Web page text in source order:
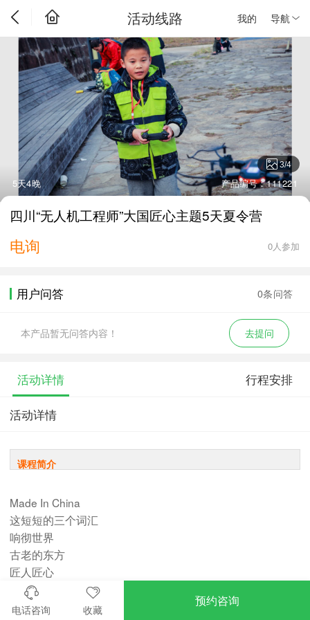
我的 导航
活动线路
3/4
5天4晚 产品编号：111221
四川“无人机工程师”大国匠心主题5天夏令营
电询 0人参加
用户问答 0条问答
本产品暂无问答内容！ 去提问
活动详情 行程安排
活动详情
课程简介
Made In China
这短短的三个词汇
响彻世界
古老的东方
匠人匠心
由我们传承
中国少年
电话咨询 收藏
预约咨询